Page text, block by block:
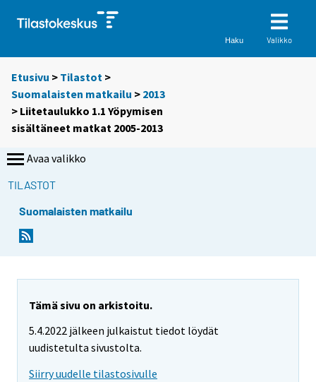
Haku Valikko
Etusivu > Tilastot >
Suomalaisten matkailu > 2013
> Liitetaulukko 1.1 Yöpymisen
sisältäneet matkat 2005-2013
Avaa valikko
TILASTOT
Suomalaisten matkailu
Tämä sivu on arkistoitu.
5.4.2022 jälkeen julkaistut tiedot löydät
uudistetulta sivustolta.
Siirry uudelle tilastosivulle